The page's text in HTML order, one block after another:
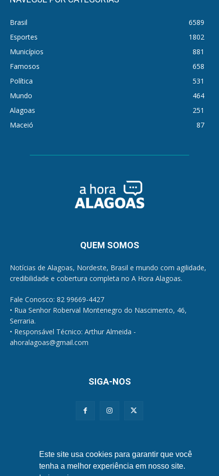
Brasil
6589
Esportes
1802
Municípios
881
Famosos
658
Política
531
Mundo
464
Alagoas
251
Maceió
87
QUEM SOMOS
Notícias de Alagoas, Nordeste, Brasil e mundo com agilidade,
credibilidade e cobertura completa no A Hora Alagoas.
Fale Conosco: 82 99669-4427
• Rua Senhor Roberval Montenegro do Nascimento, 46,
Serraria.
• Responsável Técnico: Arthur Almeida -
ahoralagoas@gmail.com
SIGA-NOS
Este site usa cookies para garantir que você
tenha a melhor experiência em nosso site.